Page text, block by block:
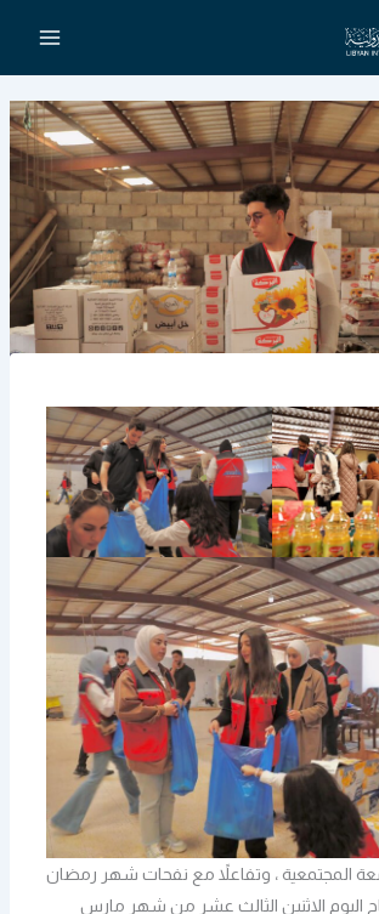
المجتمعية ، وتفاعلاً مع نفحات شهر رمضان
اليوم الاثنين الثالث عشر من شهر مارس